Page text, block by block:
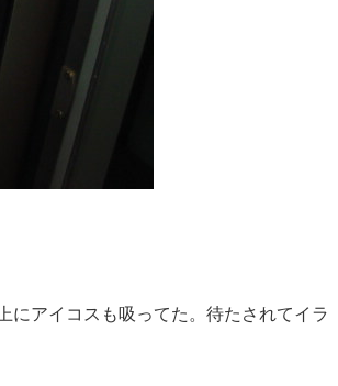
アイコスも吸ってた。待たされてイラ